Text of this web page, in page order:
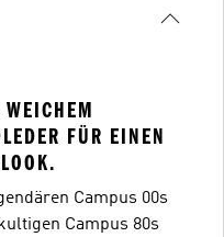
FÜR EINEN
Campus 00s
Campus 80s